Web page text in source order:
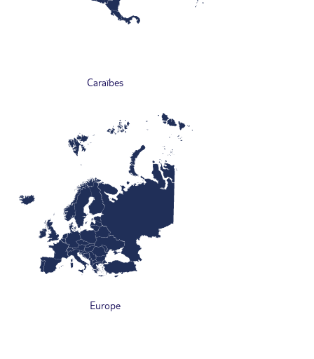
Caraïbes
Europe